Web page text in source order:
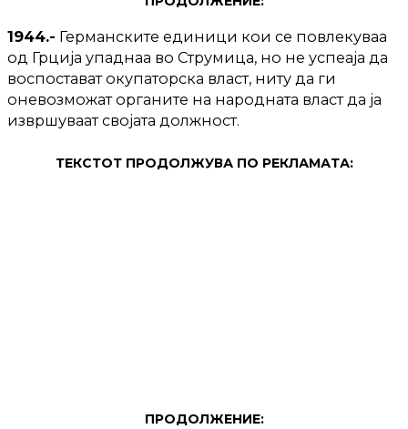
1944.- Германските единици кои се повлекуваа
од Грција упаднаа во Струмица, но не успеаја да
воспостават окупаторска власт, ниту да ги
оневозможат органите на народната власт да ја
извршуваат својата должност.
ТЕКСТОТ ПРОДОЛЖУВА ПО РЕКЛАМАТА:
ПРОДОЛЖЕНИЕ: